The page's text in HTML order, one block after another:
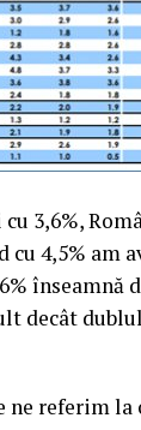
3,6%,
4,5% am
înseamnă
decât
referim la